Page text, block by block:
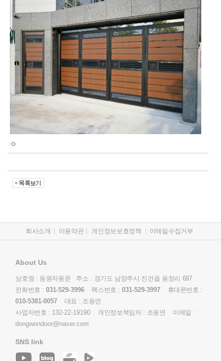
ㅇ
회사소개 이용약관 개인정보보호정책 이메일수집거부
About Us
상호명 : 동원자동문 주소 : 경기도 남양주시 진건읍 용정리 697
전화번호 : 031-529-3996팩스번호 : 031-529-3997휴대폰번호 :
010-5381-0057 대표 : 조동연
사업자번호 : 132-22-19190 개인정보책임자 : 조동연 이메일 :
dongwondoor@naver.com
SNS link